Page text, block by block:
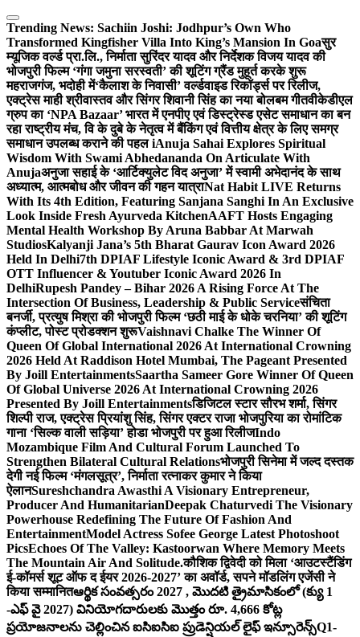
Skip
to
content
Trending News: Sachiin Joshi: Jodhpur’s Own Who
Transformed Kingfisher Villa Into King’s Mansion In Goaसुर
म्यूजिक वर्ल्ड प्रा.लि., निर्माता सुरिंदर यादव और निर्देशक विजय यादव की
भोजपुरी फिल्म ‘गंगा जमुना सरस्वती’ की शूटिंग ग्रैंड मुहूर्त करके शुरू
महराजगंज, भदोही में‘कैलाश के निवासी’ वर्ल्डवाइड रिकॉर्ड्स पर रिलीज,
एक्ट्रेस माही श्रीवास्तव और सिंगर शिवानी सिंह का नया बोलबम गीतवीकेडीएल
ग्रुप का ‘NPA Bazaar’ भारत में एनपीए एवं डिस्ट्रेस्ड एसेट समाधान का बन
रहा राष्ट्रीय मंच, वि के दुबे के नेतृत्व में बैंकिंग एवं वित्तीय क्षेत्र के लिए समग्र
समाधान उपलब्ध कराने की पहल iAnuja Sahai Explores Spiritual
Wisdom With Swami Abhedananda On Articulate With
Anujaअनुजा सहाई के ‘आर्टिक्युलेट विद अनुजा’ में स्वामी अभेदानंद के साथ
अध्यात्म, आत्मबोध और जीवन की गहन यात्राNat Habit LIVE Returns
With Its 4th Edition, Featuring Sanjana Sanghi In An Exclusive
Look Inside Fresh Ayurveda KitchenAAFT Hosts Engaging
Mental Health Workshop By Aruna Babbar At Marwah
StudiosKalyanji Jana’s 5th Bharat Gaurav Icon Award 2026
Held In Delhi7th DPIAF Lifestyle Iconic Award & 3rd DPIAF
OTT Influencer & Youtuber Iconic Award 2026 In
DelhiRupesh Pandey – Bihar 2026 A Rising Force At The
Intersection Of Business, Leadership & Public Serviceसंचिता
बनर्जी, प्रत्युष मिश्रा की भोजपुरी फिल्म ‘छठी माई के धोके चरनिया’ की शूटिंग
कंप्लीट, पोस्ट प्रोडक्शन शुरूVaishnavi Chalke The Winner Of
Queen Of Global International 2026 At International Crowning
2026 Held At Raddison Hotel Mumbai, The Pageant Presented
By Joill EntertainmentsSaartha Sameer Gore Winner Of Queen
Of Global Universe 2026 At International Crowning 2026
Presented By Joill Entertainmentsडिजिटल स्टार सौरभ शर्मा, सिंगर
शिल्पी राज, एक्ट्रेस प्रियांशु सिंह, सिंगर एक्टर राजा भोजपुरिया का रोमांटिक
गाना ‘सिल्क वाली सड़िया’ होडा भोजपुरी पर हुआ रिलीजIndo
Mozambique Film And Cultural Forum Launched To
Strengthen Bilateral Cultural Relationsभोजपुरी सिनेमा में जल्द दस्तक
देगी नई फिल्म ‘मंगलसूत्र’, निर्माता रत्नाकर कुमार ने किया
ऐलानSureshchandra Awasthi A Visionary Entrepreneur,
Producer And HumanitarianDeepak Chaturvedi The Visionary
Powerhouse Redefining The Future Of Fashion And
EntertainmentModel Actress Sofee George Latest Photoshoot
PicsEchoes Of The Valley: Kastoorwan Where Memory Meets
The Mountain Air And Solitude.कौशिक द्विवेदी को मिला ‘आउटस्टैंडिंग
ई-कॉमर्स शूट ऑफ द ईयर 2026-2027’ का अवॉर्ड, सपने मॉडलिंग एजेंसी ने
किया सम्मानितఆర్థిక సంవత్సరం 2027 , మొదటి త్రైమాసికంలో (క్యు 1
-ఎఫ్ వై 2027) వినియోగదారులకు మొత్తం రూ. 4,666 కోట్ల
ప్రయోజనాలను చెల్లించిన ఐసిఐసిఐ ప్రుడెన్షియల్ లైఫ్ ఇన్సూరెన్స్Q1-